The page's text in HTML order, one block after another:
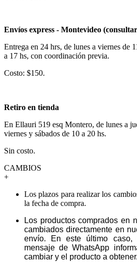
Envíos express - Montevideo
Entrega en 24 hrs, de lunes a viernes de
a 17 hs, con coordinación previa.
Costo: $150.
Retiro en tienda
En Ellauri 519 esq Montero, de lunes a
viernes y sábados de 10 a 20 hs.
Sin costo.
CAMBIOS
+
Los plazos para realizar los
la fecha de compra.
Los productos comprados en
cambiados directamente en
envío. En este último caso,
mensaje de WhatsApp
cambiar y el producto a obtener.